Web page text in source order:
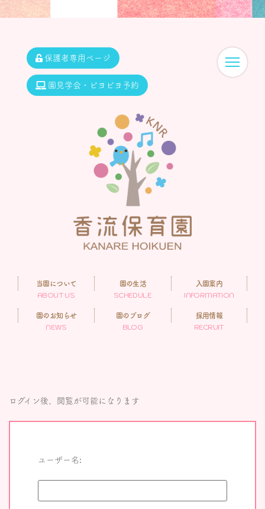
保護者専用ページ
園見学会・ピヨピヨ予約
当園について
ABOUT US
園の生活
SCHEDULE
入園案内
INFORMATION
園のお知らせ
NEWS
園のブログ
BLOG
採用情報
RECRUIT
ログイン後、閲覧が可能になります
ユーザー名: